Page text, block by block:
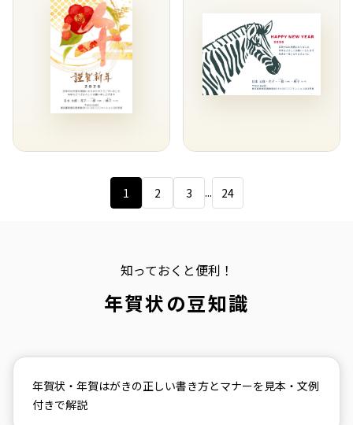
1 2 3 ... 24
知っておくと便利！
年賀状の豆知識
年賀状・年賀はがきの正しい書き方とマナーを見本・文例
付きで解説